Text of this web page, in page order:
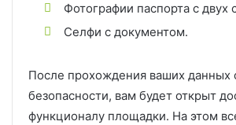
Фотографии паспорта с двух
Селфи с документом.
После прохождения ваших данных
безопасности, вам будет открыт
функционалу площадки. На этом